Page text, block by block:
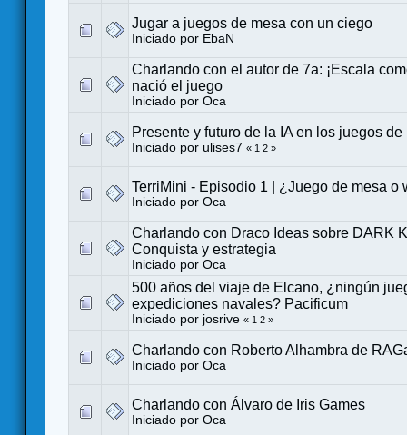
Jugar a juegos de mesa con un ciego
Iniciado por EbaN
Charlando con el autor de 7a: ¡Escala
nació el juego
Iniciado por Oca
Presente y futuro de la IA en los juegos de
Iniciado por ulises7 « 1 2 »
TerriMini - Episodio 1 | ¿Juego de mesa o
Iniciado por Oca
Charlando con Draco Ideas sobre DARK
Conquista y estrategia
Iniciado por Oca
500 años del viaje de Elcano, ¿ningún
expediciones navales? Pacificum
Iniciado por josrive « 1 2 »
Charlando con Roberto Alhambra de
Iniciado por Oca
Charlando con Álvaro de Iris Games
Iniciado por Oca